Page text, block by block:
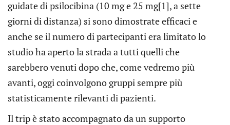
guidate di psilocibina (10 mg e 25 mg[1], a sette
giorni di distanza) si sono dimostrate efficaci e
anche se il numero di partecipanti era limitato lo
studio ha aperto la strada a tutti quelli che
sarebbero venuti dopo che, come vedremo più
avanti, oggi coinvolgono gruppi sempre più
statisticamente rilevanti di pazienti.
Il trip è stato accompagnato da un supporto